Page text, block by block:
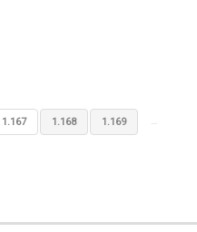
1.167 1.168 1.169 …